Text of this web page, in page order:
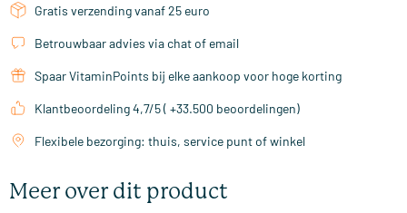
Gratis verzending vanaf 25 euro
Betrouwbaar advies via chat of email
Spaar VitaminPoints bij elke aankoop voor hoge korting
Klantbeoordeling 4,7/5 ( +33.500 beoordelingen)
Flexibele bezorging: thuis, service punt of winkel
Meer over dit product